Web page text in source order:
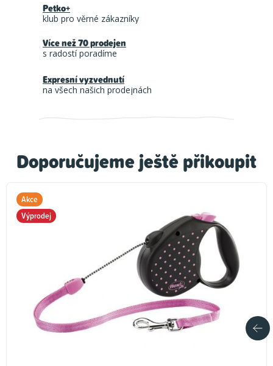
Doporučujeme ještě přikoupit
Akce
Výprodej
Petko+
klub pro věrné zákazníky
Více než 70 prodejen
s radostí poradíme
Expresní vyzvednutí
na všech našich prodejnách